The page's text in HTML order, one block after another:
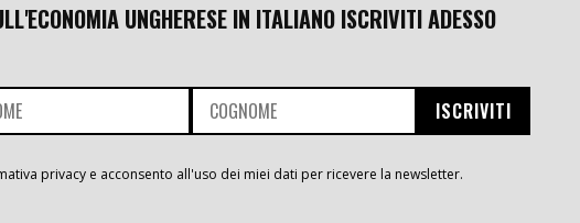
UNGHERESE IN ITALIANO ISCRIVITI ADESSO
privacy e acconsento all'uso dei miei dati per ricevere la newsletter.